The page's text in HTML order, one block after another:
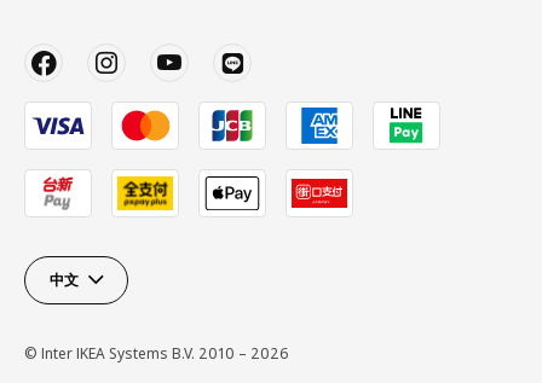
中文
© Inter IKEA Systems B.V. 2010 – 2026